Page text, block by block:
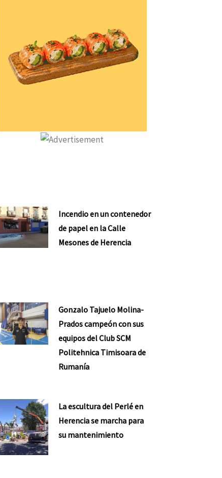
Incendio en un contenedor
de papel en la Calle
Mesones de Herencia
Gonzalo Tajuelo Molina-
Prados campeón con sus
equipos del Club SCM
Politehnica Timisoara de
Rumanía
La escultura del Perlé en
Herencia se marcha para
su mantenimiento